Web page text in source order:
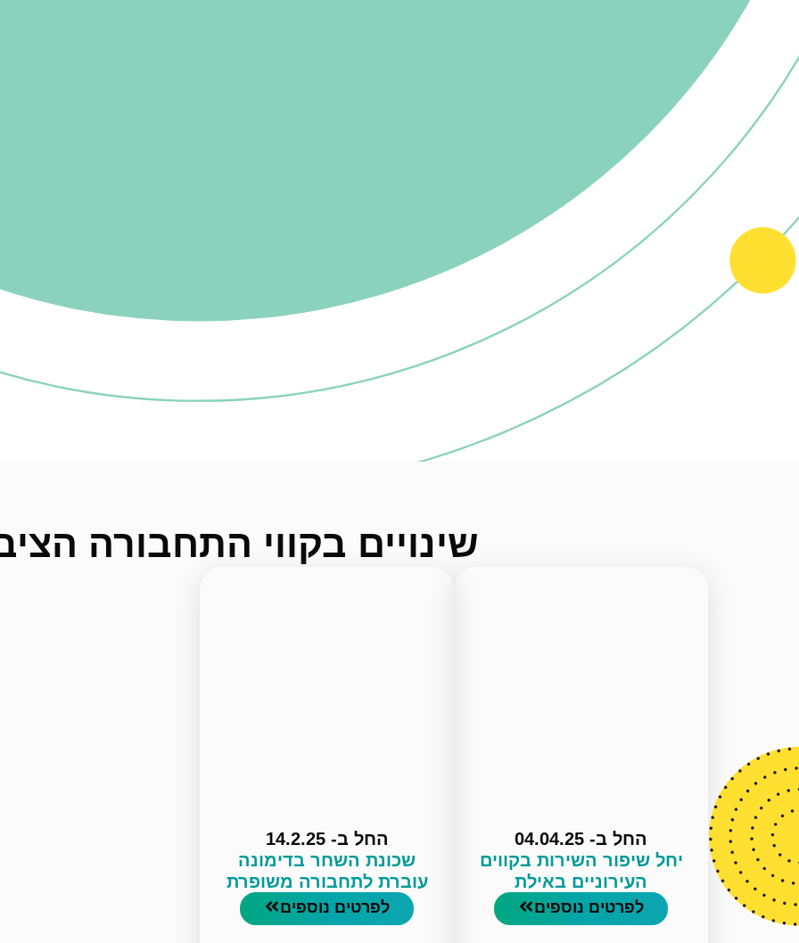
שינויים בקווי התחבורה
החל ב- 04.04.25
יחל שיפור השירות בקווים
העירוניים באילת
לפרטים נוספים
החל ב- 14.2.25
שכונת השחר בדימונה
עוברת לתחבורה משופרת
לפרטים נוספים